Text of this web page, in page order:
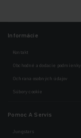
Informácie
Kontakt
Obchodné a dodacie podmienky
Ochrana osobných údajov
Súbory cookie
Pomoc A Servis
Jungstars